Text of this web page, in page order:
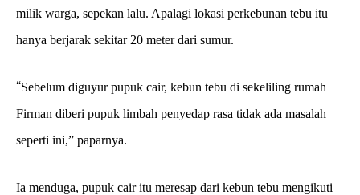
milik warga, sepekan lalu. Apalagi lokasi perkebunan tebu itu
hanya berjarak sekitar 20 meter dari sumur.
“Sebelum diguyur pupuk cair, kebun tebu di sekeliling rumah
Firman diberi pupuk limbah penyedap rasa tidak ada masalah
seperti ini,” paparnya.
Ia menduga, pupuk cair itu meresap dari kebun tebu mengikuti